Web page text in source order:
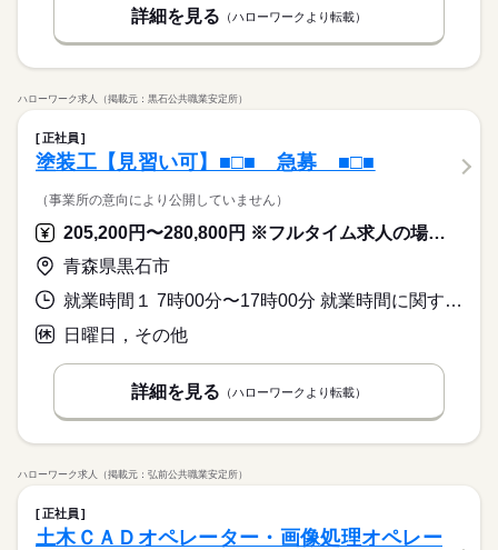
詳細を見る （ハローワークより転載）
ハローワーク求人（掲載元：黒石公共職業安定所）
正社員
塗装工【見習い可】■□■ 急募 ■□■
（事業所の意向により公開していません）
205,200円〜280,800円 ※フルタイム求人の場合は月額（換算額）、パート求人の場合は時間額を表示しています。
青森県黒石市
就業時間１ 7時00分〜17時00分 就業時間に関する特記事項 冬場は２３：００～５：００の時間になる場合もあります。
日曜日，その他
詳細を見る （ハローワークより転載）
ハローワーク求人（掲載元：弘前公共職業安定所）
正社員
土木ＣＡＤオペレーター・画像処理オペレー